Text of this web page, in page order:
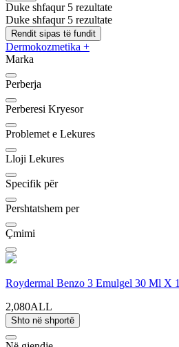
Duke shfaqur 5 rezultate
Duke shfaqur 5 rezultate
Rendit sipas të fundit
Dermokozmetika +
Marka
Perberja
Perberesi Kryesor
Problemet e Lekures
Lloji Lekures
Specifik për
Pershtatshem per
Çmimi
Roydermal Benzo 3 Emulgel 30 Ml X 1
2,080ALL
Shto në shportë